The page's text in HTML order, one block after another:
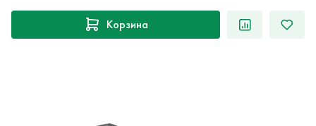
Корзина